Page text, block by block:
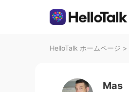
HelloTalk ホームページ >
Mas